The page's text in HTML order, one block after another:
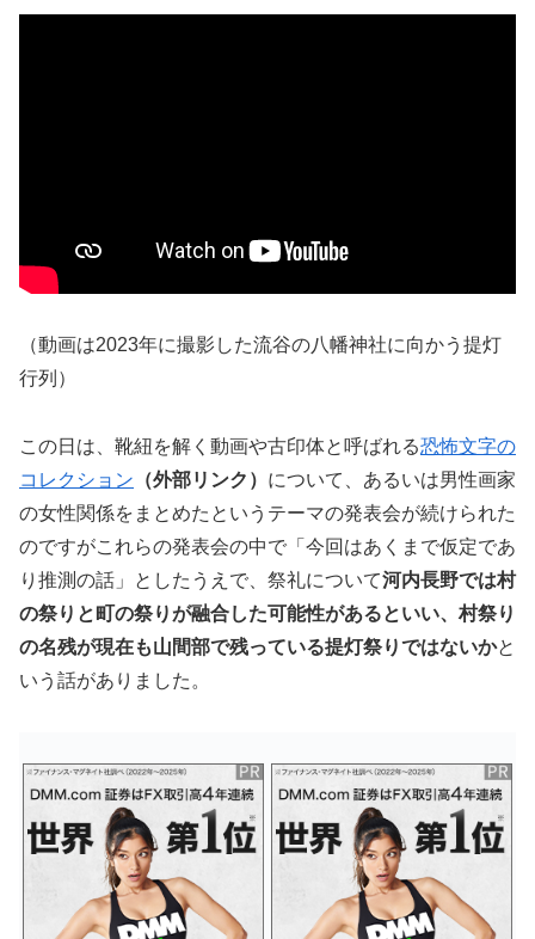
（動画は2023年に撮影した流谷の八幡神社に向かう提灯
行列）
この日は、靴紐を解く動画や古印体と呼ばれる恐怖文字の
コレクション （外部リンク） について、あるいは男性画家
の女性関係をまとめたというテーマの発表会が続けられた
のですがこれらの発表会の中で「今回はあくまで仮定であ
り推測の話」としたうえで、祭礼について河内長野では村
の祭りと町の祭りが融合した可能性があるといい、村祭り
の名残が現在も山間部で残っている提灯祭りではないかと
いう話がありました。